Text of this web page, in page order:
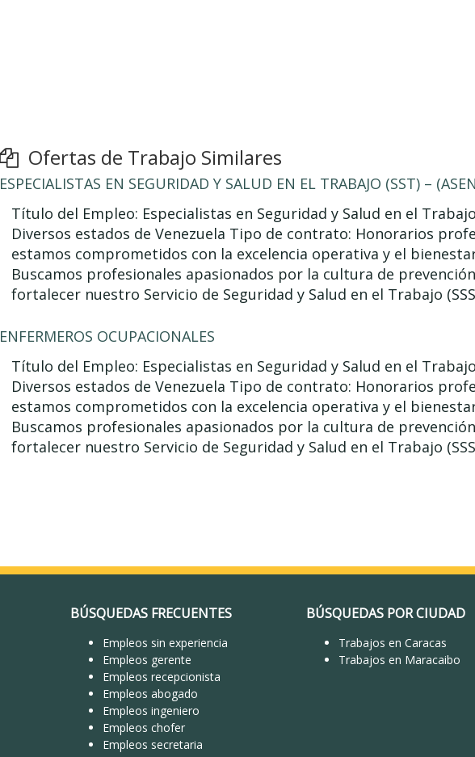
Ofertas de Trabajo Similares
ESPECIALISTAS EN SEGURIDAD Y SALUD EN EL TRABAJO (SST) –
Título del Empleo: Especialistas en Seguridad y Salud en el Trabajo
Diversos estados de Venezuela Tipo de contrato: Honorarios
estamos comprometidos con la excelencia operativa y el
Buscamos profesionales apasionados por la cultura de
fortalecer nuestro Servicio de Seguridad y Salud en el Trabajo
ENFERMEROS OCUPACIONALES
Título del Empleo: Especialistas en Seguridad y Salud en el Trabajo
Diversos estados de Venezuela Tipo de contrato: Honorarios
estamos comprometidos con la excelencia operativa y el
Buscamos profesionales apasionados por la cultura de
fortalecer nuestro Servicio de Seguridad y Salud en el Trabajo
BÚSQUEDAS FRECUENTES
Empleos sin experiencia
Empleos gerente
Empleos recepcionista
Empleos abogado
Empleos ingeniero
Empleos chofer
Empleos secretaria
BÚSQUEDAS POR CIUDAD
Trabajos en Caracas
Trabajos en Maracaibo